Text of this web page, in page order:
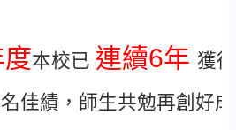
本校已 連續6年 獲得
名佳績，師生共勉再創好